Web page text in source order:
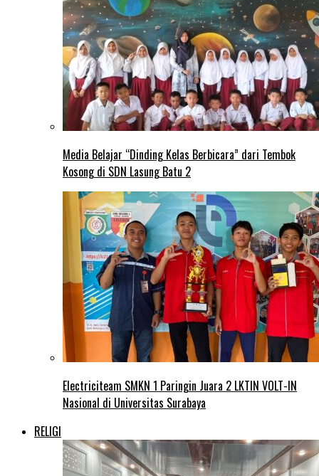
Media Belajar “Dinding Kelas Berbicara” dari Tembok
Kosong di SDN Lasung Batu 2
Electriciteam SMKN 1 Paringin Juara 2 LKTIN VOLT-IN
Nasional di Universitas Surabaya
RELIGI